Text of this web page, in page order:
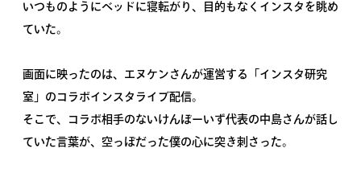
いつものようにベッドに寝転がり、目的もなくインスタを眺め
ていた。
画面に映ったのは、エヌケンさんが運営する「インスタ研究
室」のコラボインスタライブ配信。
そこで、コラボ相手のないけんぼーいず代表の中島さんが話し
ていた言葉が、空っぽだった僕の心に突き刺さった。